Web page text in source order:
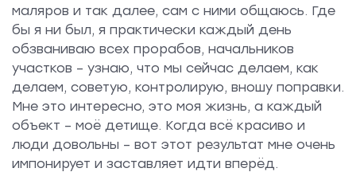
маляров и так далее, сам с ними общаюсь. Где
бы я ни был, я практически каждый день
обзваниваю всех прорабов, начальников
участков – узнаю, что мы сейчас делаем, как
делаем, советую, контролирую, вношу поправки.
Мне это интересно, это моя жизнь, а каждый
объект – моё детище. Когда всё красиво и
люди довольны – вот этот результат мне очень
импонирует и заставляет идти вперёд.